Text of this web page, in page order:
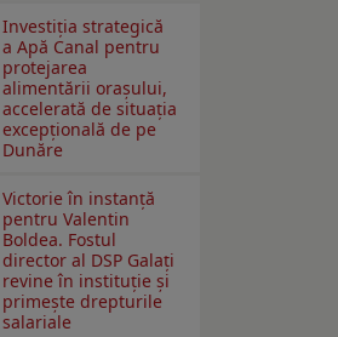
Investiția strategică
a Apă Canal pentru
protejarea
alimentării orașului,
accelerată de situația
excepțională de pe
Dunăre
Victorie în instanță
pentru Valentin
Boldea. Fostul
director al DSP Galați
revine în instituție și
primește drepturile
salariale